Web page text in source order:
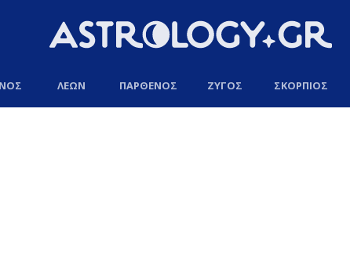
ΛΕΩΝ ΠΑΡΘΕΝΟΣ ΖΥΓΟΣ ΣΚΟΡΠΙΟΣ